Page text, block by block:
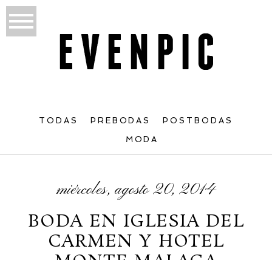
TODAS PREBODAS POSTBODAS
MODA
miércoles, agosto 20, 2014
BODA EN IGLESIA DEL
CARMEN Y HOTEL